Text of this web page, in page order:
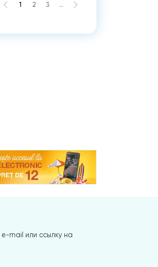
1 2 3 ...
mail или ссылку на